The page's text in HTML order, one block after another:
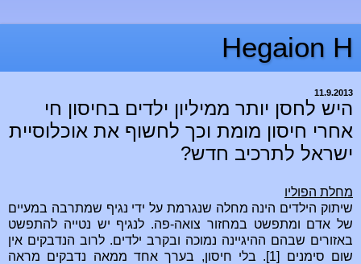
Hegaion H
11.9.2013
היש לחסן יותר ממיליון ילדים בחיסון חי
אחרי חיסון מומת וכך לחשוף את אוכלוסיית
ישראל לתרכיב חדש?
מחלת הפוליו
שיתוק הילדים הינה מחלה שנגרמת על ידי נגיף שמתרבה במעיים
של אדם ומתפשט במחזור צואה-פה. לנגיף יש נטייה להתפשט
באזורים שבהם ההיגיינה נמוכה ובקרב ילדים. לרוב הנדבקים אין
שום סימנים [1]. בלי חיסון, בערך אחד ממאה נדבקים מראה